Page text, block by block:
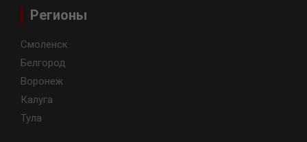
Регионы
Смоленск
Белгород
Воронеж
Калуга
Тула